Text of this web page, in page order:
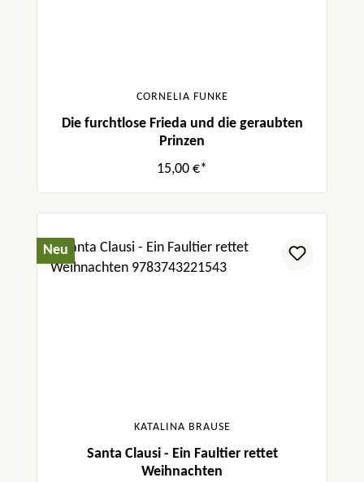
CORNELIA FUNKE
Die furchtlose Frieda und die geraubten
Prinzen
15,00 €*
Neu
KATALINA BRAUSE
Santa Clausi - Ein Faultier rettet
Weihnachten